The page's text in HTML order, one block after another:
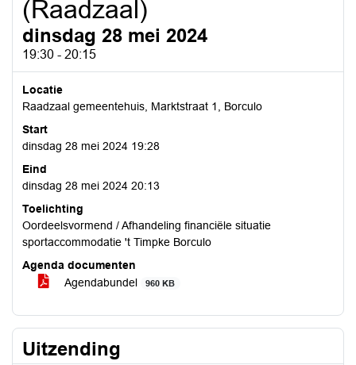
(Raadzaal)
dinsdag 28 mei 2024
19:30 - 20:15
Locatie
Raadzaal gemeentehuis, Marktstraat 1, Borculo
Start
dinsdag 28 mei 2024 19:28
Eind
dinsdag 28 mei 2024 20:13
Toelichting
Oordeelsvormend / Afhandeling financiële situatie
sportaccommodatie 't Timpke Borculo
Agenda documenten
Agendabundel
960 KB
Uitzending